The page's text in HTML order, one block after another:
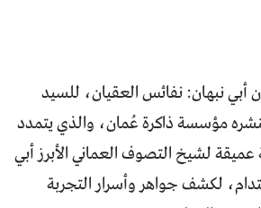
أبي نبهان: نفائس العقيان، للسيد
مؤسسة ذاكرة عُمان، والذي يتمدد
عميقة لشيخ التصوف العماني الأبرز أبي
لكشف جواهر وأسرار التجربة